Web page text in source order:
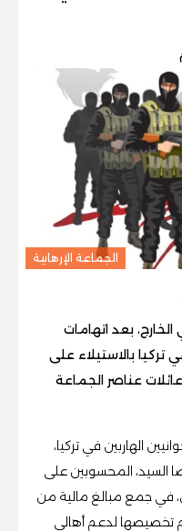
الجماعة الإرهابية
بعد اتهامات
تركيا بالاستيلاء على
عناصر الجماعة
الهاربين في تركيا،
المحسوبين على
في جمع مبالغ مالية من
تخصيصها لدعم أهالي